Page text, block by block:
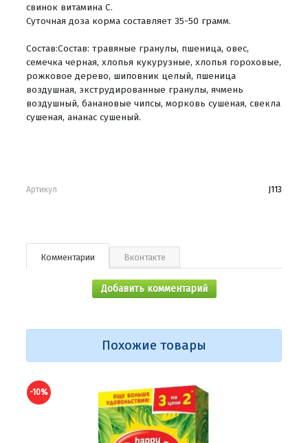
свинок витамина С.
Суточная доза корма составляет 35-50 грамм.
Состав:Состав: травяные гранулы, пшеница, овес,
семечка черная, хлопья кукурузные, хлопья гороховые,
рожковое дерево, шиповник целый, пшеница
воздушная, экструдированные гранулы, ячмень
воздушный, банановые чипсы, морковь сушеная, свекла
сушеная, ананас сушеный.
Артикул J113
Комментарии Вконтакте
Добавить комментарий
Похожие товары
-10%